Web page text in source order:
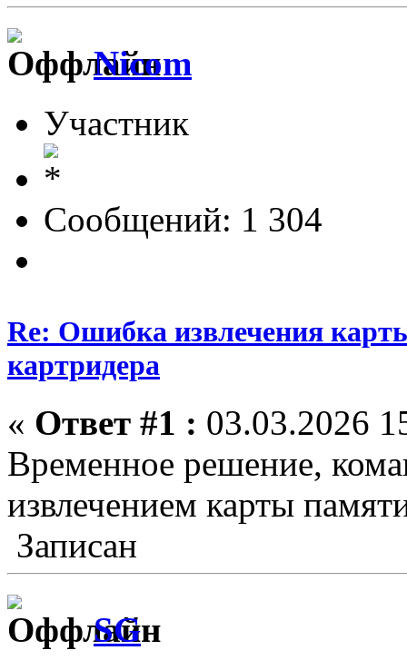
Nicom
Участник
Сообщений: 1 304
Re: Ошибка извлечения
картридера
« Ответ #1 : 03.03.2026
Временное решение,
извлечением карты
Записан
SG